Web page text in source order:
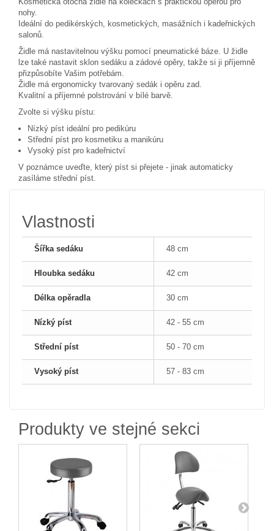
nohy.
Ideální do pedikérských, kosmetických, masážních i kadeřnických
salonů.
Židle má nastavitelnou výšku pomocí pneumatické báze. U židle
lze také nastavit sklon sedáku a zádové opěry, takže si ji příjemně
přizpůsobíte Vašim potřebám.
Židle má ergonomicky tvarovaný sedák i opěru zad.
Kvalitní a příjemné polstrování v bílé barvě.
Zvolte si výšku pístu:
Nízký píst ideální pro pedikúru
Střední píst pro kosmetiku a manikúru
Vysoký píst pro kadeřnictví
V poznámce uveďte, který píst si přejete - jinak automaticky
zasíláme střední píst.
Vlastnosti
Šířka sedáku 48 cm
Hloubka sedáku 42 cm
Délka opěradla 30 cm
Nízký píst 42 - 55 cm
Střední píst 50 - 70 cm
Vysoký píst 57 - 83 cm
Produkty ve stejné sekci